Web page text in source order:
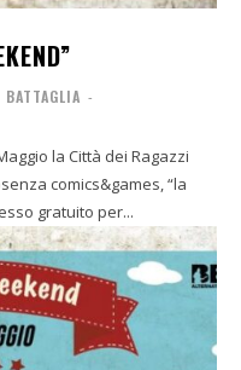
BATTAGLIA -
comics&games, “la
gratuito per...